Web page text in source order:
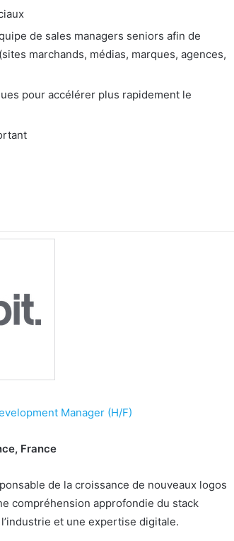
de sales managers seniors afin de
marchands, médias, marques, agences,
pour accélérer plus rapidement le
Manager (H/F)
France
de la croissance de nouveaux logos
compréhension approfondie du stack
et une expertise digitale.